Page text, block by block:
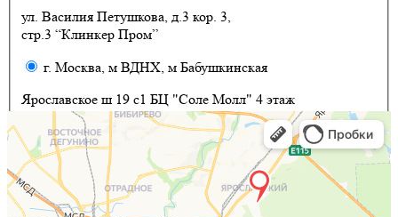
ул. Василия Петушкова, д.3 кор. 3,
стр.3 “Клинкер Пром”
г. Москва, м ВДНХ, м Бабушкинская
Ярославское ш 19 с1 БЦ "Соле Молл" 4 этаж